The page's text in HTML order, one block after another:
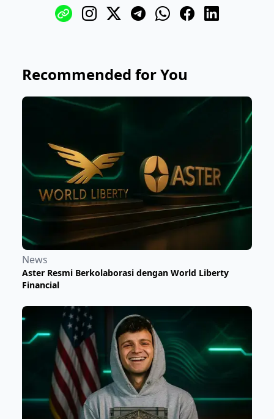
Recommended for You
News
Aster Resmi Berkolaborasi dengan World Liberty
Financial